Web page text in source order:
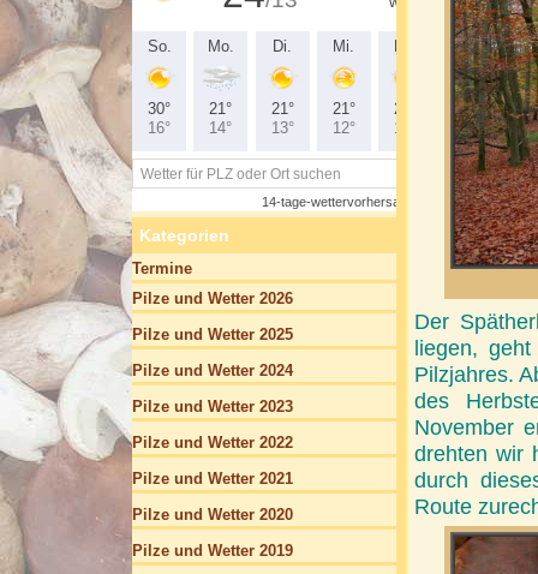
Der
liegen,
Pilzjahres.
des
November
drehten wir
durch
Route
Kategorien
Termine
Pilze und Wetter 2026
Pilze und Wetter 2025
Pilze und Wetter 2024
Pilze und Wetter 2023
Pilze und Wetter 2022
Pilze und Wetter 2021
Pilze und Wetter 2020
Pilze und Wetter 2019